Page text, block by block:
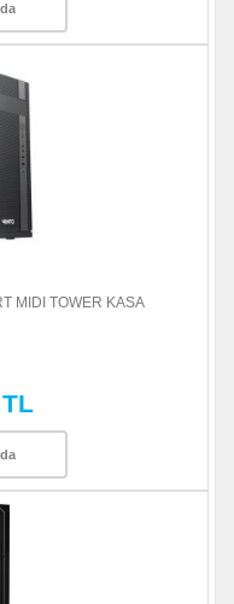
MIDI TOWER KASA